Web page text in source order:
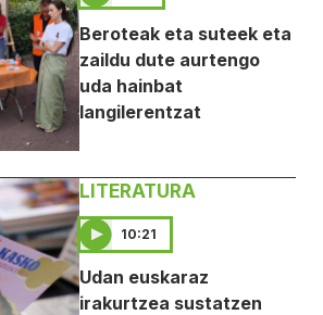
Beroteak eta suteek eta
zaildu dute aurtengo
uda hainbat
langilerentzat
LITERATURA
10:21
Udan euskaraz
irakurtzea sustatzen